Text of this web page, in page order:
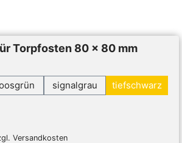
Torpfosten 80 x 80 mm
signalgrau tiefschwarz
Versandkosten